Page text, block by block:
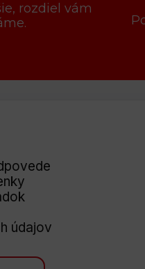
rozdiel vám
údajov